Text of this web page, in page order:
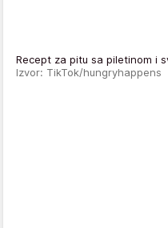
Recept za pitu sa piletinom i
Izvor: TikTok/hungryhappens